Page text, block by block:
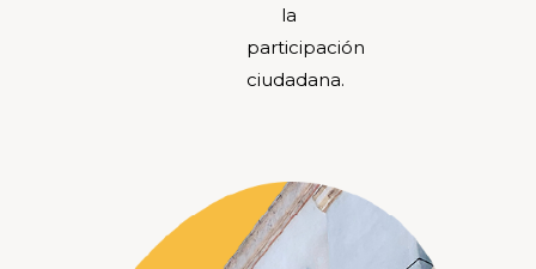
la
participación
ciudadana.